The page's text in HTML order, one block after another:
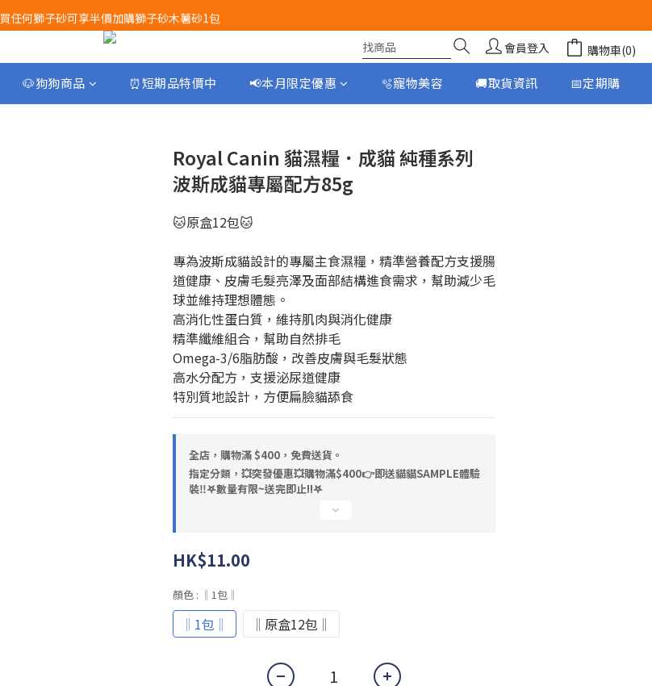
Airbuggy 全線現貨8折！立即點擊火速搶購
買任何獅子砂可享半價加購獅子砂木薯砂1包
Airbuggy 全線現貨8折！立即點擊火速搶購
會員登入 購物車(0)
🐶狗狗商品 ⏰短期品特價中 📢本月限定優惠 🫧寵物美容 🚚取貨資訊 📅定期購
Royal Canin 貓濕糧．成貓 純種系列
波斯成貓專屬配方85g
🐱原盒12包🐱
專為波斯成貓設計的專屬主食濕糧，精準營養配方支援腸
道健康、皮膚毛髮亮澤及面部結構進食需求，幫助減少毛
球並維持理想體態。
高消化性蛋白質，維持肌肉與消化健康
精準纖維組合，幫助自然排毛
Omega-3/6脂肪酸，改善皮膚與毛髮狀態
高水分配方，支援泌尿道健康
特別質地設計，方便扁臉貓舔食
全店，購物滿 $400，免費送貨。
指定分類，💥突發優惠💥購物滿$400👉即送貓貓SAMPLE體驗
裝‼️𖤐數量有限~送完即止!!𖤐
HK$11.00
顏色 : ‖1包‖
‖1包‖ ‖原盒12包‖